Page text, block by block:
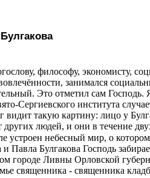
философу, экономисту,
занимался
Это отметил сам Господь.
Сергиевского института
такую картину: лицо у
других людей, и они в течение
устроен небесный мир, о
Павла Булгакова Господь
городе Ливны Орловской
священника - священника